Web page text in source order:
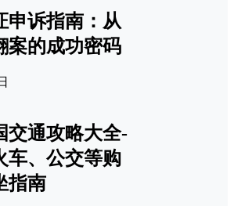
申诉指南：从
案的成功密码
交通攻略大全-
车、公交等购
指南